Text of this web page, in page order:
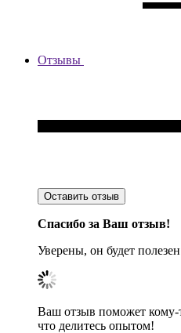
Отзывы
Оставить отзыв
Спасибо за Ваш отзыв!
Уверены, он будет
Ваш отзыв поможет кому-
что делитесь опытом!